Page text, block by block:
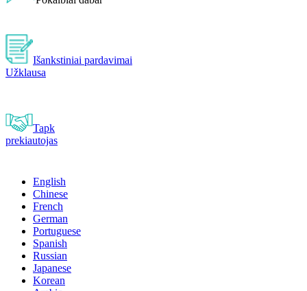
Išankstiniai pardavimai
Užklausa
Tapk
prekiautojas
English
Chinese
French
German
Portuguese
Spanish
Russian
Japanese
Korean